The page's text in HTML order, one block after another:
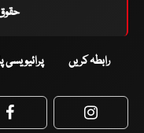
حقوق
رابطہ کریں پرائیویسی
Facebook